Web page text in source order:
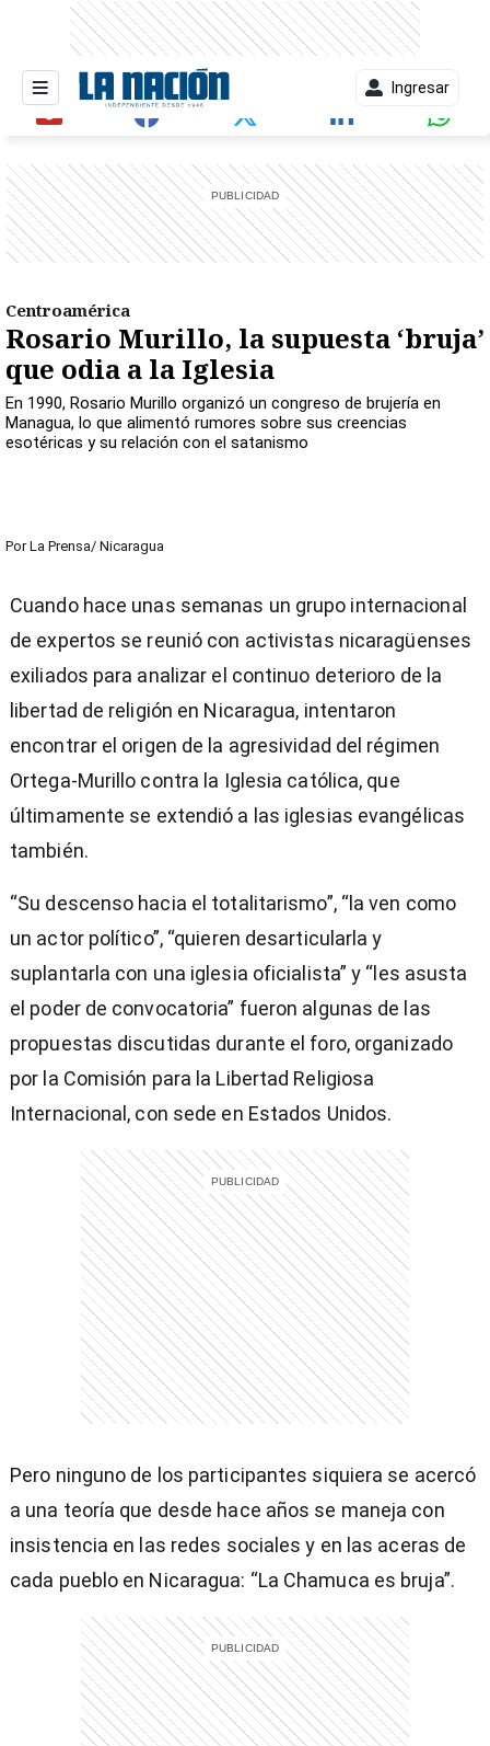
Ingresar
Centroamérica
Rosario Murillo, la supuesta ‘bruja’
que odia a la Iglesia
En 1990, Rosario Murillo organizó un congreso de brujería en
Managua, lo que alimentó rumores sobre sus creencias
esotéricas y su relación con el satanismo
Por La Prensa/ Nicaragua
Cuando hace unas semanas un grupo internacional
de expertos se reunió con activistas nicaragüenses
exiliados para analizar el continuo deterioro de la
libertad de religión en Nicaragua, intentaron
encontrar el origen de la agresividad del régimen
Ortega-Murillo contra la Iglesia católica, que
últimamente se extendió a las iglesias evangélicas
también.
“Su descenso hacia el totalitarismo”, “la ven como
un actor político”, “quieren desarticularla y
suplantarla con una iglesia oficialista” y “les asusta
el poder de convocatoria” fueron algunas de las
propuestas discutidas durante el foro, organizado
por la Comisión para la Libertad Religiosa
Internacional, con sede en Estados Unidos.
Pero ninguno de los participantes siquiera se acercó
a una teoría que desde hace años se maneja con
insistencia en las redes sociales y en las aceras de
cada pueblo en Nicaragua: “La Chamuca es bruja”.